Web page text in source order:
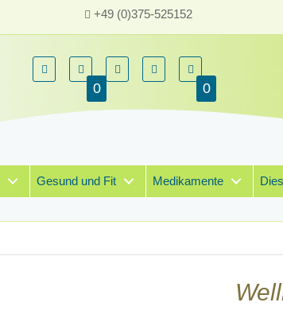
+49 (0)375-525152
0 0
Gesund und Fit Medikamente